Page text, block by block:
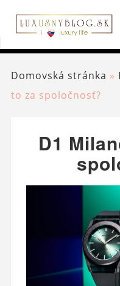
Domovská stránka »
to za spoločnosť?
D1